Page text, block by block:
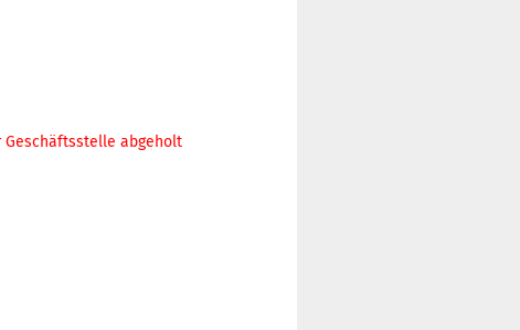
Geschäftsstelle abgeholt